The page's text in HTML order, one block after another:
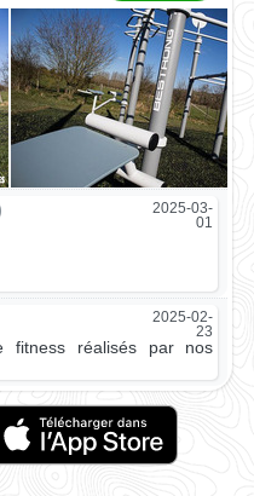
2025-03-
01
2025-02-
23
fitness réalisés par nos